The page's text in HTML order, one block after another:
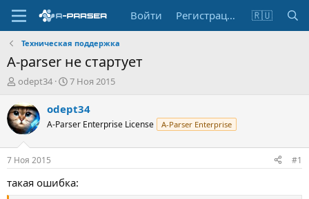
Войти Регистрация 🇷🇺
Техническая поддержка
A-parser не стартует
А
т
о
р
т
е
м
ы
odept34
Д
т
н
а
л
а
7 Ноя 2015
odept34
A-Parser Enterprise License A-Parser Enterprise
7 Ноя 2015 #1
такая ошибка: